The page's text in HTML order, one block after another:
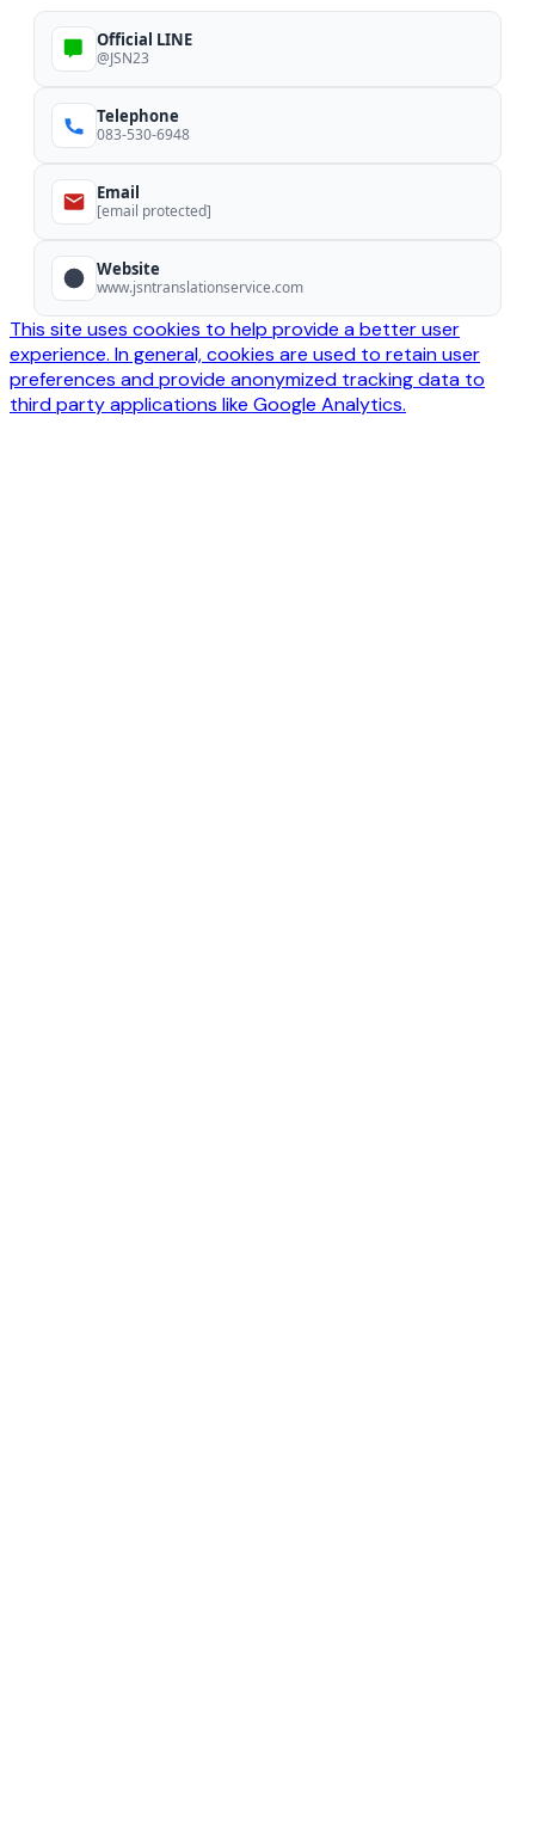
Official LINE
@JSN23
Telephone
083-530-6948
Email
[email protected]
Website
www.jsntranslationservice.com
This site uses cookies to help provide a better user
experience. In general, cookies are used to retain user
preferences and provide anonymized tracking data to
third party applications like Google Analytics.